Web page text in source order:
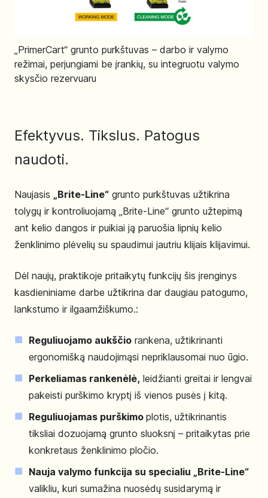
„PrimerCart“ grunto purkštuvas – darbo ir valymo
režimai, perjungiami be įrankių, su integruotu valymo
skysčio rezervuaru
Efektyvus. Tikslus. Patogus
naudoti.
Naujasis „Brite-Line“ grunto purkštuvas užtikrina
tolygų ir kontroliuojamą „Brite-Line“ grunto užtepimą
ant kelio dangos ir puikiai ją paruošia lipnių kelio
ženklinimo plėvelių su spaudimui jautriu klijais klijavimui.
Dėl naujų, praktikoje pritaikytų funkcijų šis įrenginys
kasdieniniame darbe užtikrina dar daugiau patogumo,
lankstumo ir ilgaamžiškumo.:
Reguliuojamo aukščio rankena, užtikrinanti
ergonomišką naudojimąsi nepriklausomai nuo ūgio.
Perkeliamas rankenėlė, leidžianti greitai ir lengvai
pakeisti purškimo kryptį iš vienos pusės į kitą.
Reguliuojamas purškimo plotis, užtikrinantis
tiksliai dozuojamą grunto sluoksnį – pritaikytas prie
konkretaus ženklinimo pločio.
Nauja valymo funkcija su specialiu „Brite-Line“
valikliu, kuri sumažina nuosėdų susidarymą ir